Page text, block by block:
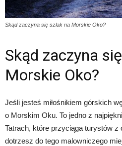
Skąd zaczyna się szlak na Morskie Oko?
Skąd zaczyna
Morskie Oko?
Jeśli jesteś miłośnikiem górskich
o Morskim Oku. To jedno z
Tatrach, które przyciąga turystów z
dotrzesz do tego malowniczego